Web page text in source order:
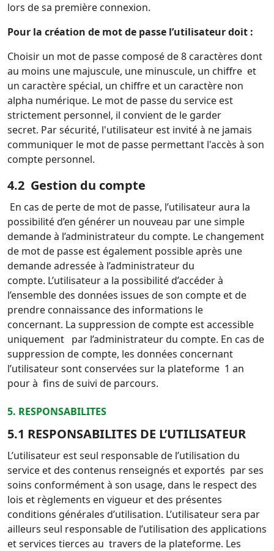
lors de sa première connexion.
Pour la création de mot de passe l’utilisateur doit :
Choisir un mot de passe composé de 8 caractères dont
au moins une majuscule, une minuscule, un chiffre et
un caractère spécial, un chiffre et un caractère non
alpha numérique. Le mot de passe du service est
strictement personnel, il convient de le garder
secret. Par sécurité, l'utilisateur est invité à ne jamais
communiquer le mot de passe permettant l'accès à son
compte personnel.
4.2 Gestion du compte
En cas de perte de mot de passe, l’utilisateur aura la
possibilité d’en générer un nouveau par une simple
demande à l’administrateur du compte. Le changement
de mot de passe est également possible après une
demande adressée à l’administrateur du
compte. L’utilisateur a la possibilité d’accéder à
l’ensemble des données issues de son compte et de
prendre connaissance des informations le
concernant. La suppression de compte est accessible
uniquement par l’administrateur du compte. En cas de
suppression de compte, les données concernant
l’utilisateur sont conservées sur la plateforme 1 an
pourà fins de suivi de parcours.
5. RESPONSABILITES
5.1 RESPONSABILITES DE L’UTILISATEUR
L’utilisateur est seul responsable de l’utilisation du
service et des contenus renseignés et exportés par ses
soins conformément à son usage, dans le respect des
lois et règlements en vigueur et des présentes
conditions générales d’utilisation. L’utilisateur sera par
ailleurs seul responsable de l’utilisation des applications
et services tierces au travers de la plateforme. Les